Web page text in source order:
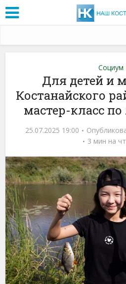
Социум
Для детей и
Костанайского
мастер-класс
25.07.2025 19:00
3 мин на